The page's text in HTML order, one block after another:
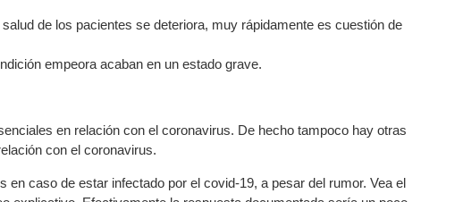
de los pacientes se deteriora, muy rápidamente es cuestión de
empeora acaban en un estado grave.
en relación con el coronavirus. De hecho tampoco hay otras
con el coronavirus.
caso de estar infectado por el covid-19, a pesar del rumor. Vea el